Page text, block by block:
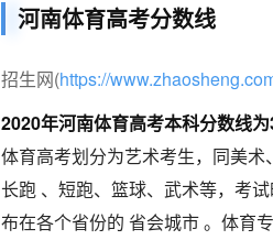
河南体育高考分数线
招生网(https://
2020年河南体育高考本科分数线
体育高考划分为艺术考生，同美
长跑 、短跑、篮球、武术等，考
布在各个省份的 省会城市 。体育